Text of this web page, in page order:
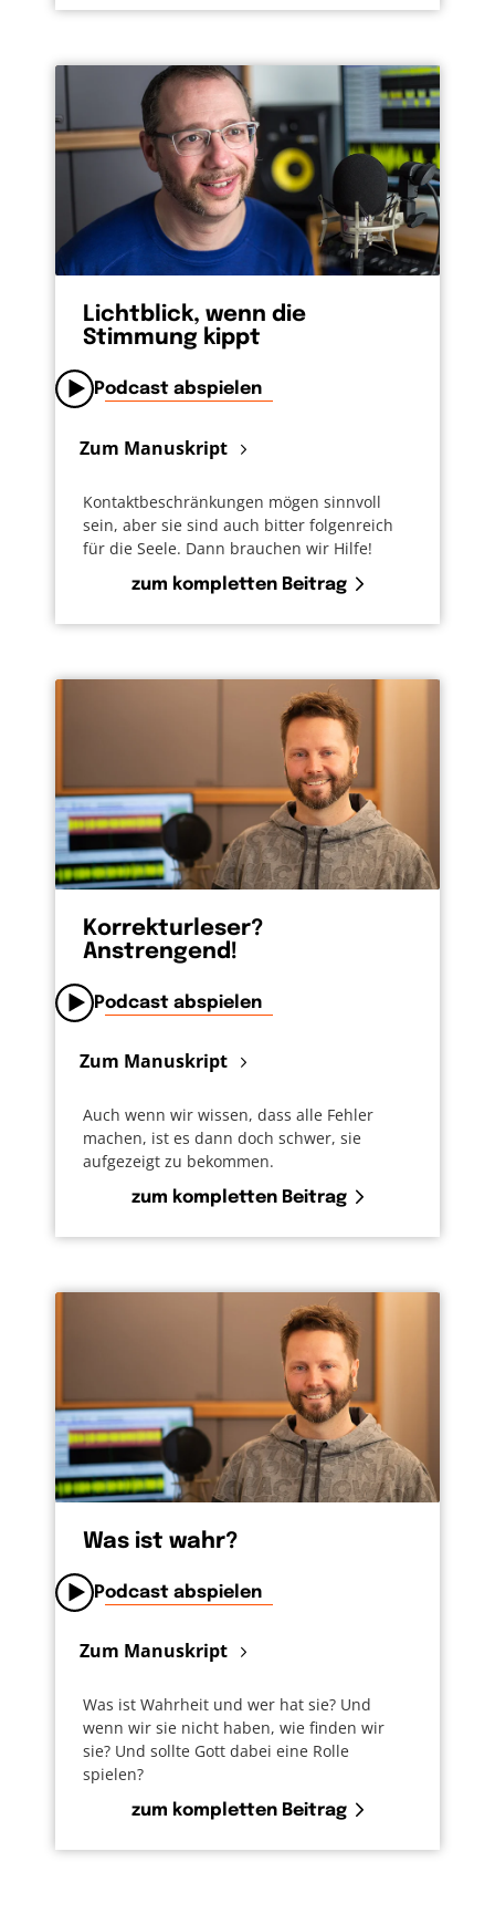
Lichtblick, wenn die
Stimmung kippt
Podcast abspielen
Zum Manuskript
Kontaktbeschränkungen mögen sinnvoll
sein, aber sie sind auch bitter folgenreich
für die Seele. Dann brauchen wir Hilfe!
zum kompletten Beitrag
Korrekturleser?
Anstrengend!
Podcast abspielen
Zum Manuskript
Auch wenn wir wissen, dass alle Fehler
machen, ist es dann doch schwer, sie
aufgezeigt zu bekommen.
zum kompletten Beitrag
Was ist wahr?
Podcast abspielen
Zum Manuskript
Was ist Wahrheit und wer hat sie? Und
wenn wir sie nicht haben, wie finden wir
sie? Und sollte Gott dabei eine Rolle
spielen?
zum kompletten Beitrag